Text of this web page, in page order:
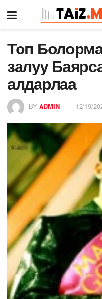
Топ
залуу
алдарлаа
BY ADMIN 12/19/